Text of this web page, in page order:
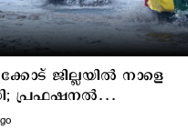
ജില്ലയില്‍ നാളെ
പ്രഫഷനല്‍
ബാധമകല്ല